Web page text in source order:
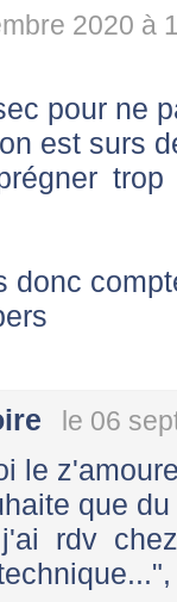
2020 à
pour ne
est surs
donc
le 06
le
que
rdv